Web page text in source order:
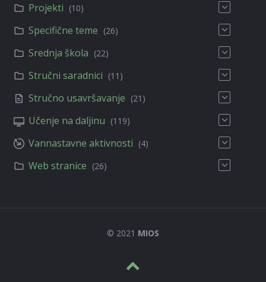
Projekti (10)
Specifične teme (26)
Srednja škola (22)
Stručni saradnici (11)
Stručno usavršavanje (21)
Učenje na daljinu (119)
Vannastavne aktivnosti (4)
Web stranice (26)
© 2021 MIOS